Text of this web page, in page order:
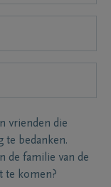
vrienden die
te bedanken.
de familie van de
te komen?